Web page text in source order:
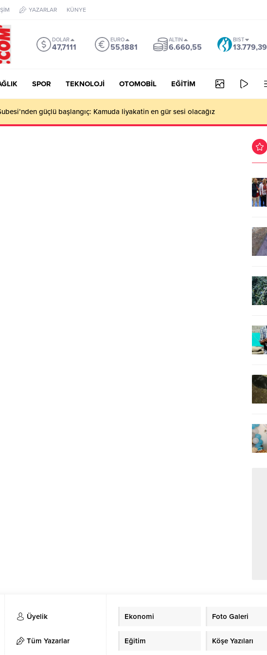
YAZARLAR KÜNYE
DOLAR
47,7111
EURO
55,1881
ALTIN
6.660,55
BIST
13.779,39
SPOR TEKNOLOJİ OTOMOBİL EĞİTİM
güçlü başlangıç: Kamuda liyakatin en gür sesi olacağız
Üyelik
Tüm Yazarlar
Ekonomi Foto Galeri
Eğitim Köşe Yazıları